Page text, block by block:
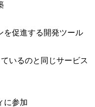
を促進する開発ツール
いるのと同じサービス
に参加